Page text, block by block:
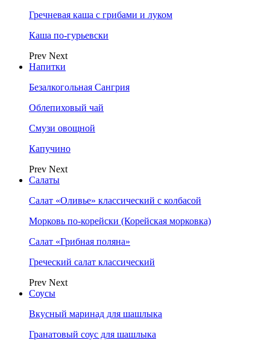
Гречневая каша с грибами и луком
Каша по-гурьевски
Prev Next
Напитки
Безалкогольная Сангрия
Облепиховый чай
Смузи овощной
Капучино
Prev Next
Салаты
Салат «Оливье» классический с колбасой
Морковь по-корейски (Корейская морковка)
Салат «Грибная поляна»
Греческий салат классический
Prev Next
Соусы
Вкусный маринад для шашлыка
Гранатовый соус для шашлыка